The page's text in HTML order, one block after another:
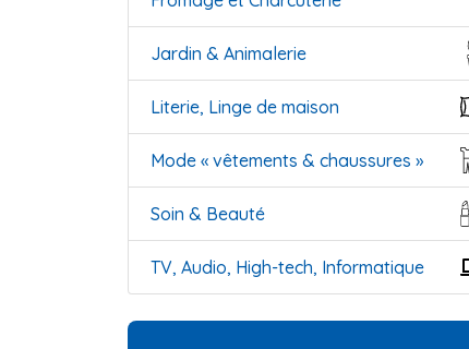
Jardin & Animalerie
Literie, Linge de maison
Mode « vêtements & chaussures »
Soin & Beauté
TV, Audio, High-tech, Informatique